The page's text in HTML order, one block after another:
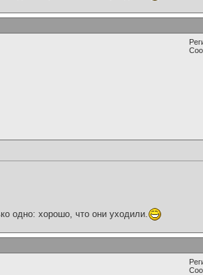
одно: хорошо, что они уходили.